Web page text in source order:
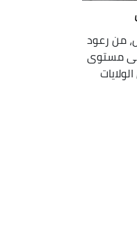
من رعود
مستوى